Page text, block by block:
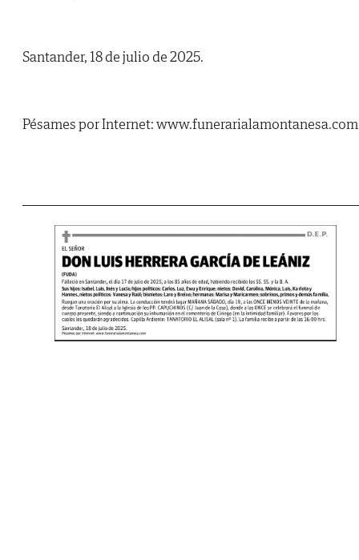
Santander, 18 de julio de 2025.
Pésames por Internet: www.funerarialamontanesa.com